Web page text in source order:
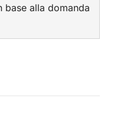
alla domanda